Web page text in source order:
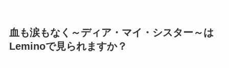
血も涙もなく～ディア・マイ・シスター～は
Leminoで見られますか？